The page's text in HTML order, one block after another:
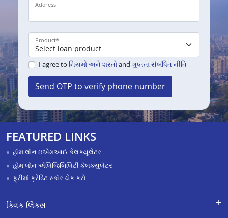
Address
Product*
I agree to નિયમો અને શરતોand ગુપ્તતા સંબંધિત નીતિ
Send OTP to verify phone number
FEATURED LINKS
હૉમ લૉન ઇએમઆઈ કેલક્યુલેટર
હૉમ લૉન એલિજિબિલિટી કેલક્યુલેટર
ફ્રીમાં ક્રેડિટ સ્કૉર ચેક કરો
ક્વિક લિંક્સ